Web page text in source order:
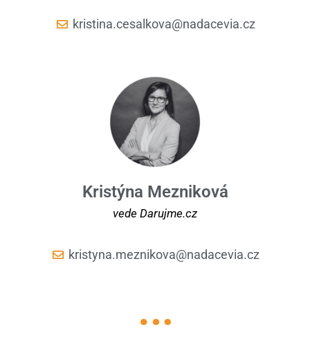
kristina.cesalkova@nadacevia.cz
Kristýna Mezniková
vede Darujme.cz
kristyna.meznikova@nadacevia.cz